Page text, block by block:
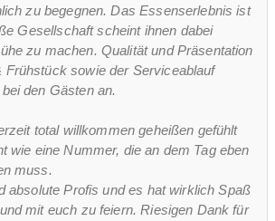
zu begegnen. Das Essenserlebnis ist
Gesellschaft scheint ihnen dabei
zu machen. Qualität und Präsentation
Frühstück sowie der Serviceablauf
den Gästen an.
total willkommen geheißen gefühlt
wie eine Nummer, die an dem Tag eben
muss.
absolute Profis und es hat wirklich Spaß
mit euch zu feiern. Riesigen Dank für